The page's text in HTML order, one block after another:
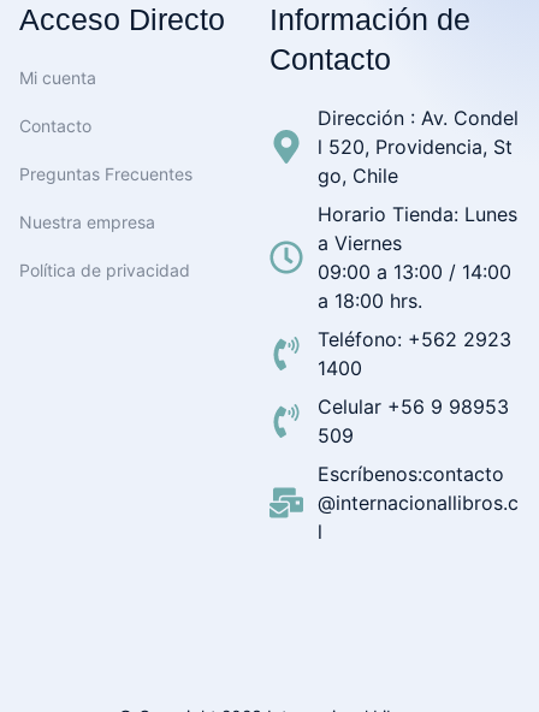
Acceso Directo
Mi cuenta
Contacto
Preguntas Frecuentes
Nuestra empresa
Política de privacidad
Información de
Contacto
Dirección : Av. Condel
l 520, Providencia, St
go, Chile
Horario Tienda: Lunes
a Viernes
09:00 a 13:00 / 14:00
a 18:00 hrs.
Teléfono: +562 2923
1400
Celular +56 9 98953
509
Escríbenos:contacto
@internacionallibros.c
l